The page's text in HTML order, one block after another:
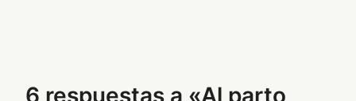
6 respuestas a «Al parto